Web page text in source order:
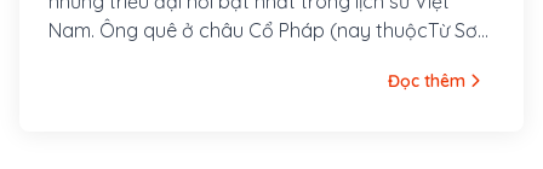
Nam. Ông quê ở châu Cổ Pháp (nay thuộcTừ Sơn,
Đọc thêm